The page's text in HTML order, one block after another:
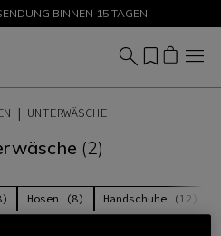
-50 % – JETZT SHOPPEN
BINNEN 15 TAGEN
UNTERWÄSCHE
(2)
Hosen (8) Handschuhe (12)